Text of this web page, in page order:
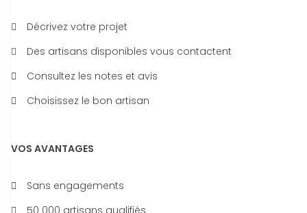
Décrivez votre projet
Des artisans disponibles vous contactent
Consultez les notes et avis
Choisissez le bon artisan
VOS AVANTAGES
Sans engagements